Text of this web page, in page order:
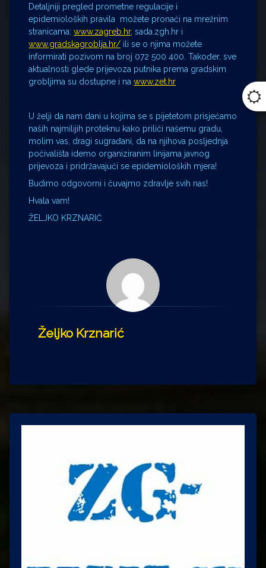
Detaljniji pregled prometne regulacije i
epidemioloških pravila možete pronaći na mrežnim
stranicama: www.zagreb.hr, sada.zgh.hr i
www.gradskagroblja.hr/ ili se o njima možete
informirati pozivom na broj 072 500 400. Također, sve
aktualnosti glede prijevoza putnika prema gradskim
grobljima su dostupne i na www.zet.hr
U želji da nam dani u kojima se s pijetetom prisjećamo
naših najmilijih proteknu kako priliči našemu gradu,
molim vas, dragi sugrađani, da na njihova posljednja
počivališta idemo organiziranim linijama javnog
prijevoza i pridržavajući se epidemioloških mjera!
Budimo odgovorni i čuvajmo zdravlje svih nas!
Hvala vam!
ŽELJKO KRZNARIĆ
Željko Krznarić